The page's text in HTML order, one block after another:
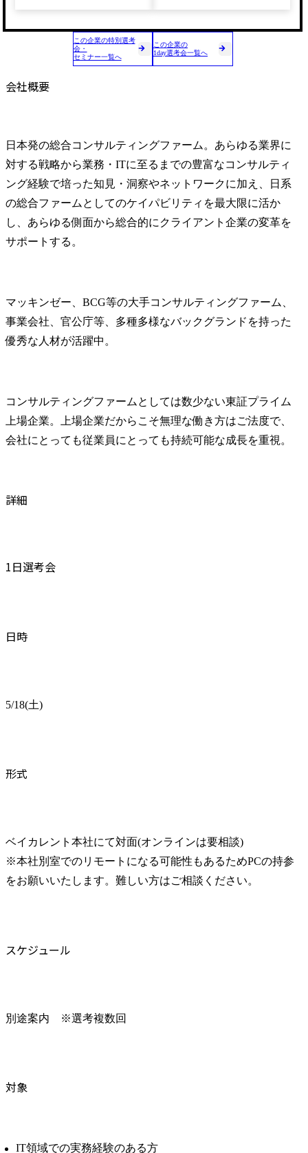
この企業の特別選考
会・
セミナー一覧へ
この企業の
1day選考会一覧へ
会社概要
日本発の総合コンサルティングファーム。あらゆる業界に
対する戦略から業務・ITに至るまでの豊富なコンサルティ
ング経験で培った知見・洞察やネットワークに加え、日系
の総合ファームとしてのケイパビリティを最大限に活か
し、あらゆる側面から総合的にクライアント企業の変革を
サポートする。
マッキンゼー、BCG等の大手コンサルティングファーム、
事業会社、官公庁等、多種多様なバックグランドを持った
優秀な人材が活躍中。
コンサルティングファームとしては数少ない東証プライム
上場企業。上場企業だからこそ無理な働き方はご法度で、
会社にとっても従業員にとっても持続可能な成長を重視。
詳細
1日選考会
日時
5/18(土)
形式
ベイカレント本社にて対面(オンラインは要相談)
※本社別室でのリモートになる可能性もあるためPCの持参
をお願いいたします。難しい方はご相談ください。
スケジュール
別途案内　※選考複数回
対象
IT領域での実務経験のある方